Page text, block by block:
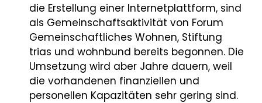
die Erstellung einer Internetplattform, sind
als Gemeinschaftsaktivität von Forum
Gemeinschaftliches Wohnen, Stiftung
trias und wohnbund bereits begonnen. Die
Umsetzung wird aber Jahre dauern, weil
die vorhandenen finanziellen und
personellen Kapazitäten sehr gering sind.